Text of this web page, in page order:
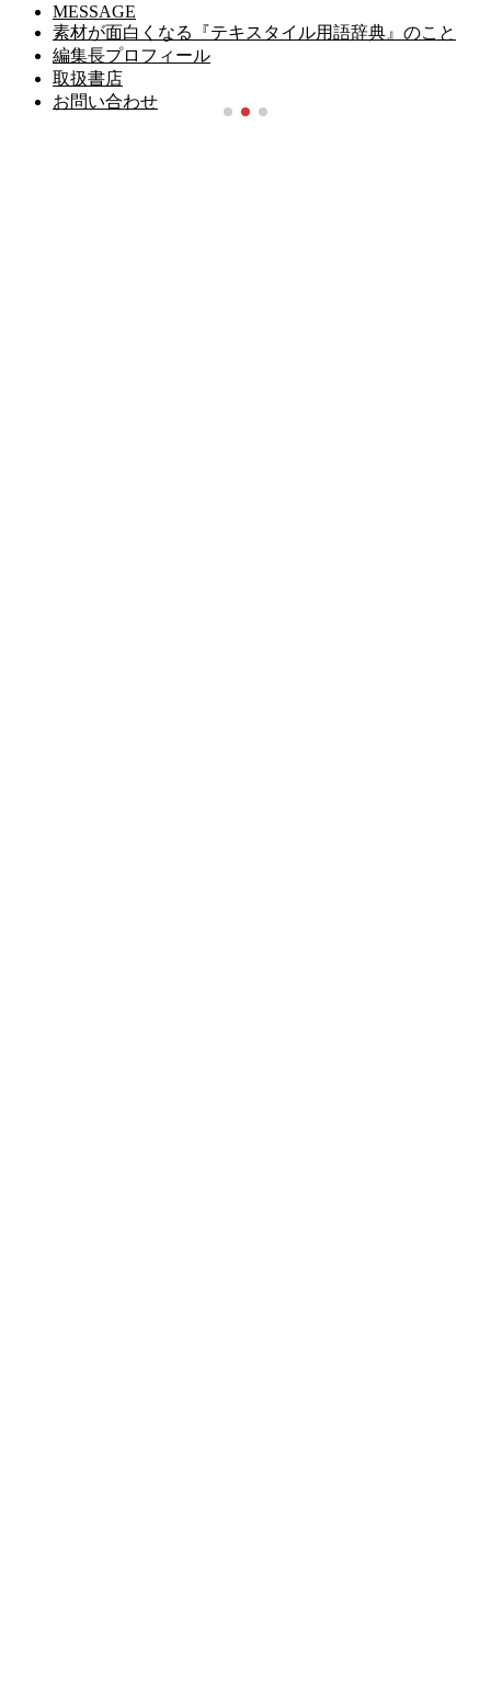
MESSAGE
素材が面白くなる『テキスタイル用語辞典』のこと
編集長プロフィール
取扱書店
お問い合わせ